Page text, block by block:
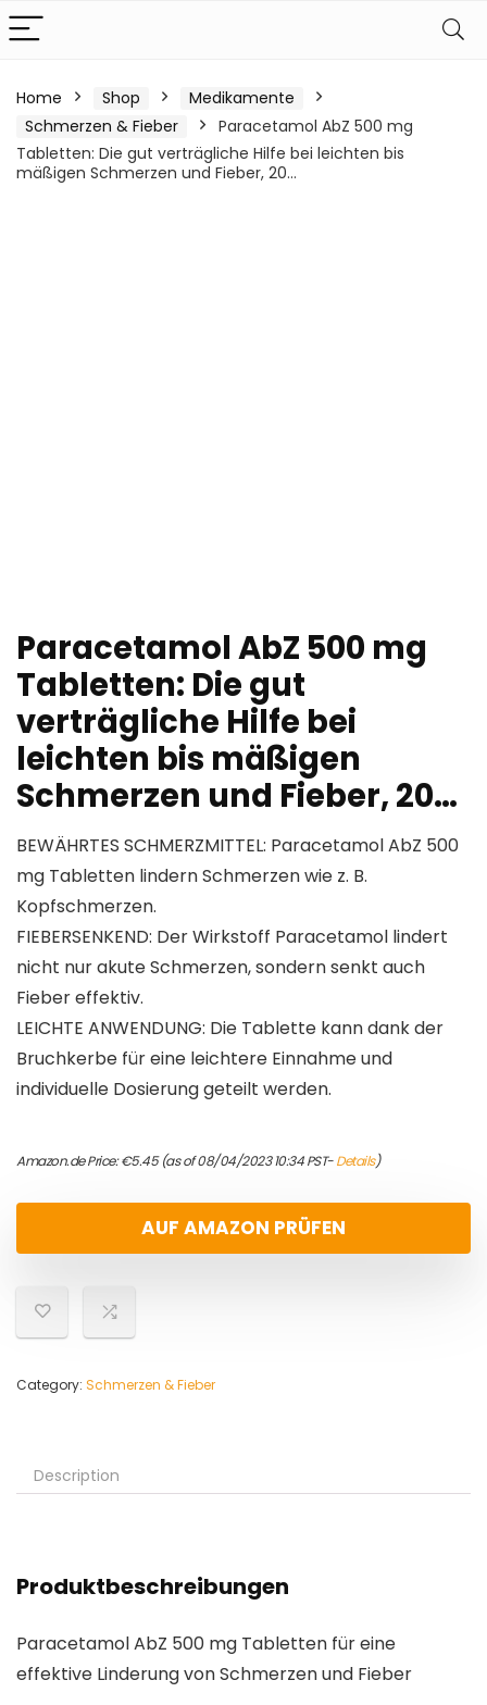
Home Shop
Medikamente
Schmerzen & Fieber
Paracetamol AbZ 500 mg
Tabletten: Die gut verträgliche Hilfe bei leichten bis
mäßigen Schmerzen und Fieber, 20…
Paracetamol AbZ 500 mg
Tabletten: Die gut
verträgliche Hilfe bei
leichten bis mäßigen
Schmerzen und Fieber, 20…
BEWÄHRTES SCHMERZMITTEL: Paracetamol AbZ 500
mg Tabletten lindern Schmerzen wie z. B.
Kopfschmerzen.
FIEBERSENKEND: Der Wirkstoff Paracetamol lindert
nicht nur akute Schmerzen, sondern senkt auch
Fieber effektiv.
LEICHTE ANWENDUNG: Die Tablette kann dank der
Bruchkerbe für eine leichtere Einnahme und
individuelle Dosierung geteilt werden.
Amazon.de Price:€5.45(as of 08/04/2023 10:34 PST-Details)
AUF AMAZON PRÜFEN
Category: Schmerzen & Fieber
Description
Produktbeschreibungen
Paracetamol AbZ 500 mg Tabletten für eine
effektive Linderung von Schmerzen und Fieber